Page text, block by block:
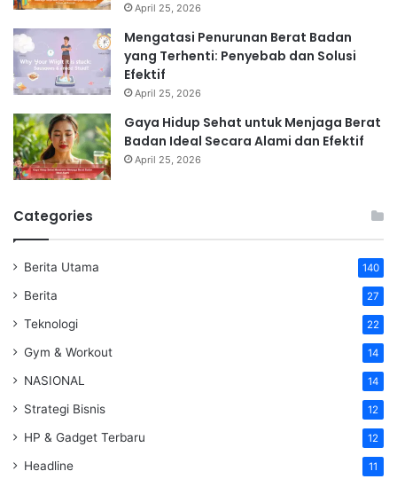
April 25, 2026
Mengatasi Penurunan Berat Badan
yang Terhenti: Penyebab dan Solusi
Efektif
April 25, 2026
Gaya Hidup Sehat untuk Menjaga Berat
Badan Ideal Secara Alami dan Efektif
April 25, 2026
Categories
Berita Utama 140
Berita 27
Teknologi 22
Gym & Workout 14
NASIONAL 14
Strategi Bisnis 12
HP & Gadget Terbaru 12
Headline 11